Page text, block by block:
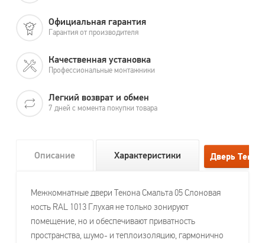
Официальная гарантия
Гарантия от производителя
Качественная установка
Профессиональные монтажники
Легкий возврат и обмен
7 дней с момента покупки товара
Описание Характеристики
Межкомнатные двери Текона Смальта 05 Слоновая
кость RAL 1013 Глухая не только зонируют
помещение, но и обеспечивают приватность
пространства, шумо- и теплоизоляцию, гармонично